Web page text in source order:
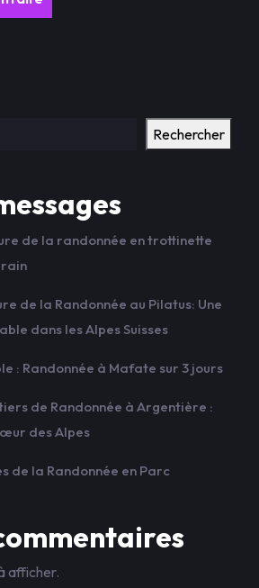
Rechercher
de la randonnée en trottinette
de la Randonnée au Pilatus: Une
dans les Alpes Suisses
: Randonnée à Mafate sur 3 jours
de Randonnée à Argentière :
des Alpes
de la Randonnée en Parc
afficher.